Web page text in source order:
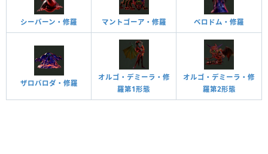
シーバーン・修羅 マントゴーア・修羅 ベロドム・修羅
ザロバロダ・修羅
オルゴ・デミーラ・修
羅第1形態
オルゴ・デミーラ・修
羅第2形態